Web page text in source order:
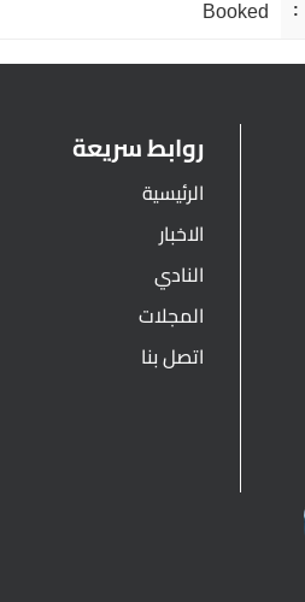
Booked
روابط سريعة
الرئيسية
الاخبار
النادي
المجلات
اتصل بنا